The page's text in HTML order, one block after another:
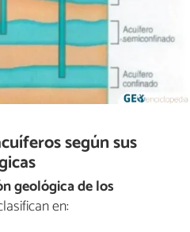
según sus
geológica de los
en: